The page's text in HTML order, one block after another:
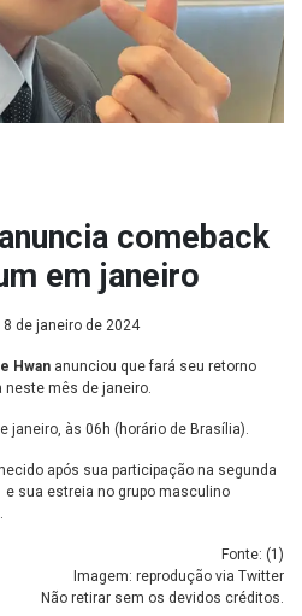
comeback
em janeiro
8 de janeiro de 2024
Hwan anunciou que fará seu retorno
neste mês de janeiro.
janeiro, às 06h (horário de Brasília).
após sua participação na segunda
e sua estreia no grupo masculino
Fonte: (1 )
Imagem: reprodução via Twitter
Não retirar sem os devidos créditos.